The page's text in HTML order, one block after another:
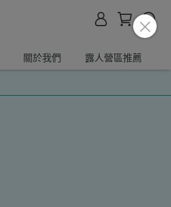
關於我們 露人營區推薦